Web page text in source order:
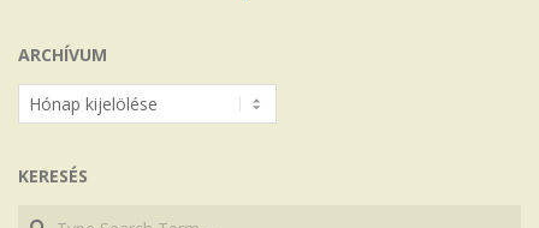
ARCHÍVUM
Archívum
KERESÉS
Search
Search